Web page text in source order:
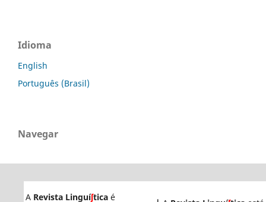
Idioma
English
Português (Brasil)
Navegar
A Revista Linguíʃticaé